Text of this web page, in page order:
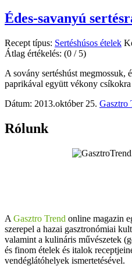
Édes-savanyú
Recept típus: Sertéshúsos ételek
Átlag értékelés: (0 / 5)
A sovány sertéshúst megmossuk,
paprikával együtt vékony
Dátum: 2013.október 25. Gasztro
Rólunk
A Gasztro Trend online magazin
szerepel a hazai gasztronómiai
valamint a kulináris művészetek
és finom ételek és italok
vendéglátóhelyek ismertetésével.